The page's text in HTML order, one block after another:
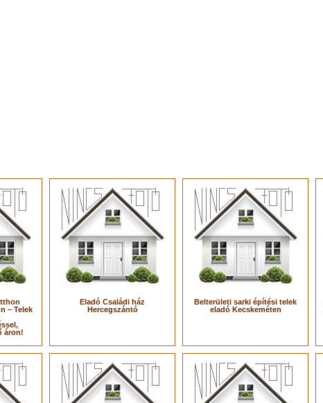
– Telek
áron!
Eladó Családi ház
Hercegszántó
Belterületi sarki építési telek
eladó Kecskeméten